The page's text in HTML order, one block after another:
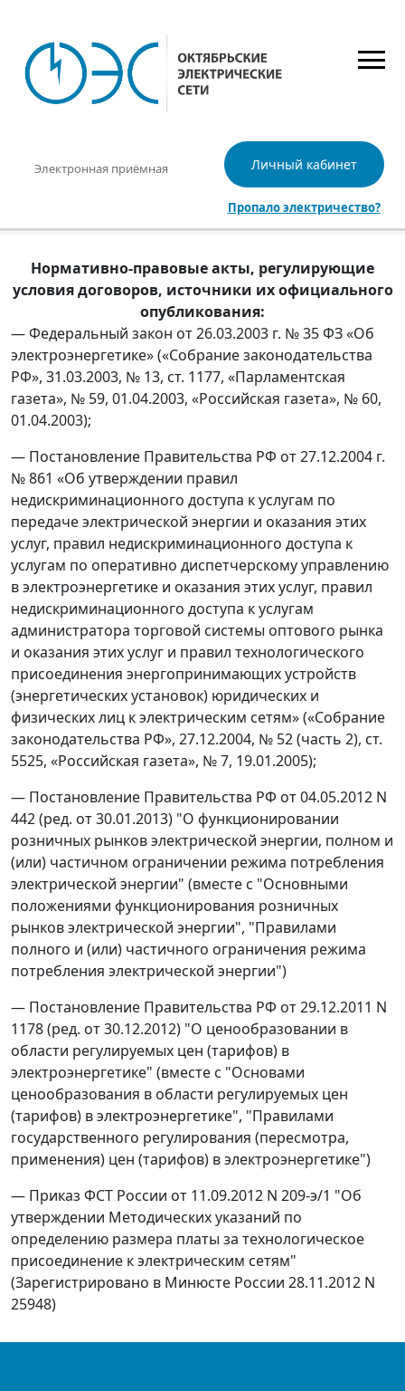
Электронная приёмная Личный кабинет
Пропало электричество?
Нормативно-правовые акты, регулирующие
условия договоров, источники их официального
опубликования:
— Федеральный закон от 26.03.2003 г. № 35 ФЗ «Об
электроэнергетике» («Собрание законодательства
РФ», 31.03.2003, № 13, ст. 1177, «Парламентская
газета», № 59, 01.04.2003, «Российская газета», № 60,
01.04.2003);
— Постановление Правительства РФ от 27.12.2004 г.
№ 861 «Об утверждении правил
недискриминационного доступа к услугам по
передаче электрической энергии и оказания этих
услуг, правил недискриминационного доступа к
услугам по оперативно диспетчерскому управлению
в электроэнергетике и оказания этих услуг, правил
недискриминационного доступа к услугам
администратора торговой системы оптового рынка
и оказания этих услуг и правил технологического
присоединения энергопринимающих устройств
(энергетических установок) юридических и
физических лиц к электрическим сетям» («Собрание
законодательства РФ», 27.12.2004, № 52 (часть 2), ст.
5525, «Российская газета», № 7, 19.01.2005);
— Постановление Правительства РФ от 04.05.2012 N
442 (ред. от 30.01.2013) "О функционировании
розничных рынков электрической энергии, полном и
(или) частичном ограничении режима потребления
электрической энергии" (вместе с "Основными
положениями функционирования розничных
рынков электрической энергии", "Правилами
полного и (или) частичного ограничения режима
потребления электрической энергии")
— Постановление Правительства РФ от 29.12.2011 N
1178 (ред. от 30.12.2012) "О ценообразовании в
области регулируемых цен (тарифов) в
электроэнергетике" (вместе с "Основами
ценообразования в области регулируемых цен
(тарифов) в электроэнергетике", "Правилами
государственного регулирования (пересмотра,
применения) цен (тарифов) в электроэнергетике")
— Приказ ФСТ России от 11.09.2012 N 209-э/1 "Об
утверждении Методических указаний по
определению размера платы за технологическое
присоединение к электрическим сетям"
(Зарегистрировано в Минюсте России 28.11.2012 N
25948)